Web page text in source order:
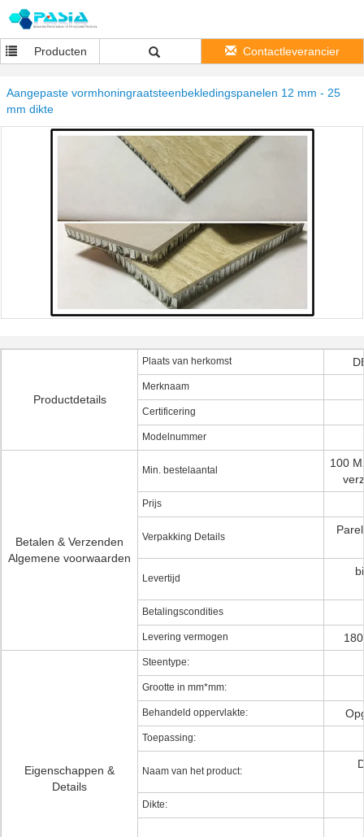
Producten Contactleverancier
Aangepaste vormhoningraatsteenbekledingspanelen 12 mm - 25
mm dikte
Productdetails
Plaats van herkomst
Merknaam
Certificering
Modelnummer
Betalen & Verzenden
Algemene voorwaarden
Min. bestelaantal
100
Prijs
Verpakking Details
Levertijd
Betalingscondities
Levering vermogen
Eigenschappen &
Details
Steentype:
Grootte in mm*mm:
Behandeld oppervlakte:
Toepassing:
Naam van het product:
Dikte: